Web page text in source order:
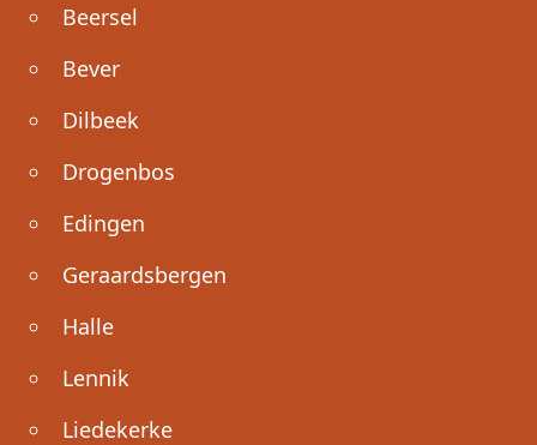
Beersel
Bever
Dilbeek
Drogenbos
Edingen
Geraardsbergen
Halle
Lennik
Liedekerke